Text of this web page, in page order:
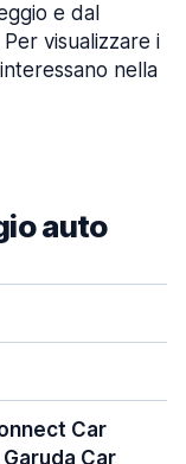
e dal
visualizzare i
nella
auto
Car
Garuda Car